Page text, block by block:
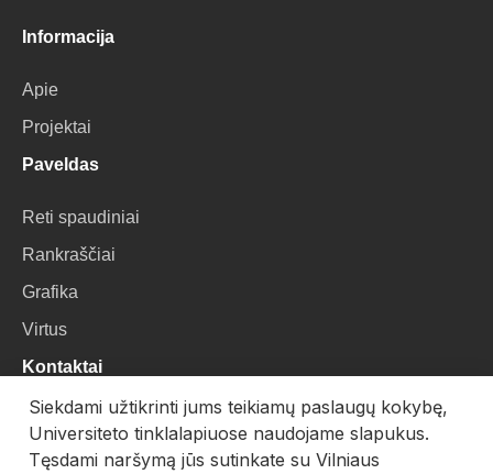
Informacija
Apie
Projektai
Paveldas
Reti spaudiniai
Rankraščiai
Grafika
Virtus
Kontaktai
VU Biblioteka
Universiteto g. 3, LT-01122, Vilnius
Siekdami užtikrinti jums teikiamų paslaugų kokybę,
Universiteto tinklalapiuose naudojame slapukus.
Tęsdami naršymą jūs sutinkate su Vilniaus